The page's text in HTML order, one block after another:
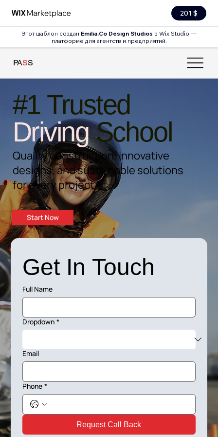
201 $
Этот шаблон создан Emilia.Co Design Studios в Wix Studio —
платформе для агентств и предприятий.